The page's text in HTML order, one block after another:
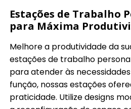
Estações de Trabalho
para Máxima
Melhore a produtividade da
estações de trabalho
para atender às
função, nossas estações
praticidade. Utilize designs